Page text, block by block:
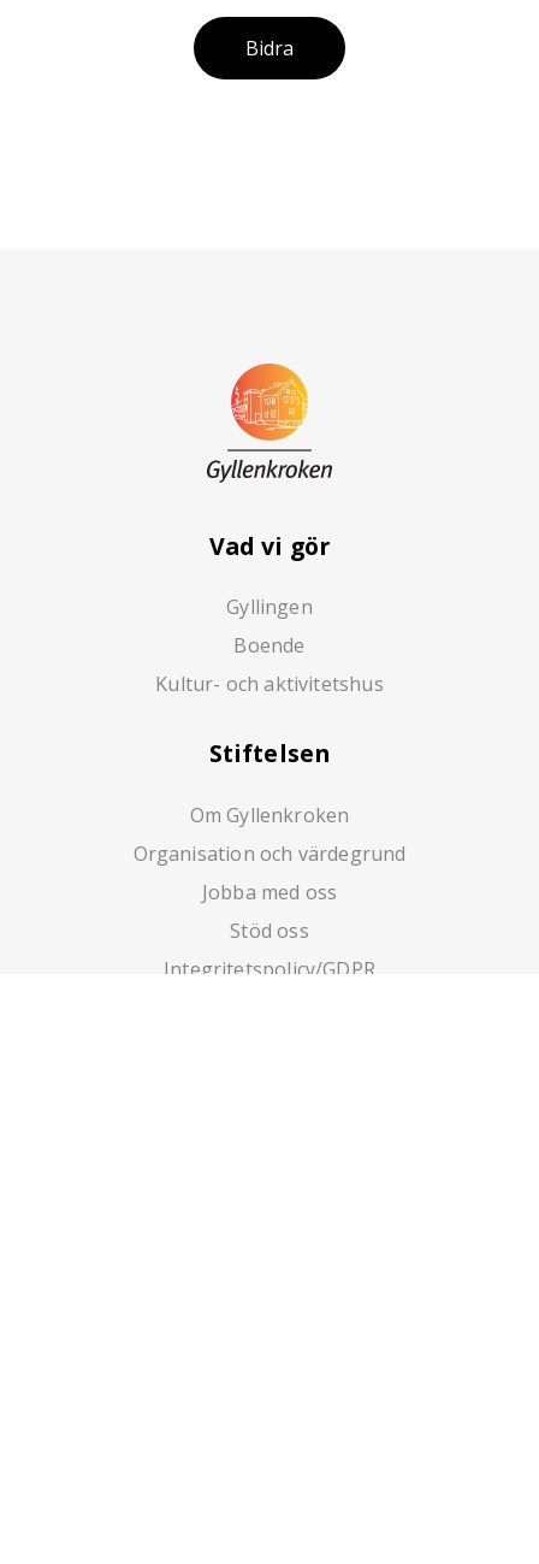
Bidra
Vad vi gör
Gyllingen
Boende
Kultur- och aktivitetshus
Stiftelsen
Om Gyllenkroken
Organisation och värdegrund
Jobba med oss
Stöd oss
Integritetspolicy/GDPR